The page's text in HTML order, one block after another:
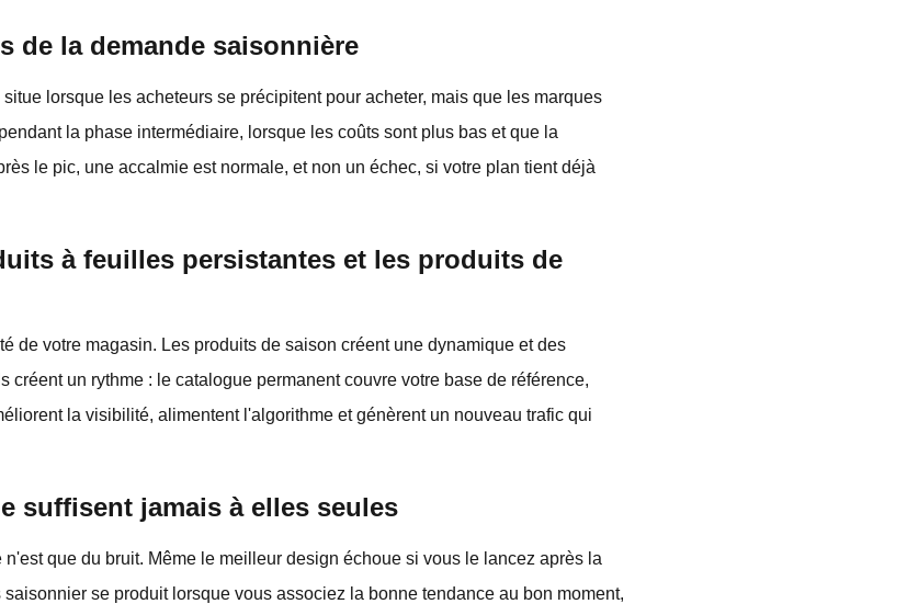
de la demande saisonnière
lorsque les acheteurs se précipitent pour acheter, mais que les marques
la phase intermédiaire, lorsque les coûts sont plus bas et que la
le pic, une accalmie est normale, et non un échec, si votre plan tient déjà
à feuilles persistantes et les produits de
de votre magasin. Les produits de saison créent une dynamique et des
créent un rythme : le catalogue permanent couvre votre base de référence,
la visibilité, alimentent l'algorithme et génèrent un nouveau trafic qui
suffisent jamais à elles seules
que du bruit. Même le meilleur design échoue si vous le lancez après la
se produit lorsque vous associez la bonne tendance au bon moment,